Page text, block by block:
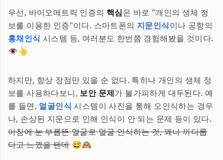
우선, 바이오메트릭 인증의 핵심은 바로 "개인의 생체 정
보를 이용한 인증"이다. 스마트폰의 지문인식이나 공항의
홍채인식 시스템 등, 여러분도 한번쯤 경험해봤을 것이다.
👁️👆
하지만, 항상 장점만 있을 순 없다. 특히나 개인의 생체 정
보를 사용하다보니, 보안 문제가 불가피하게 대두된다. 예
를 들면, 얼굴인식 시스템이 사진을 통해 오인식하는 경우
나, 손상된 지문으로 인해 인식이 안 되는 문제 등이 있다.
아침에 눈 부릅뜬 얼굴로 얼굴 인식하는 것, 꽤나 까다롭
다고 느꼈을 텐데😅🙈